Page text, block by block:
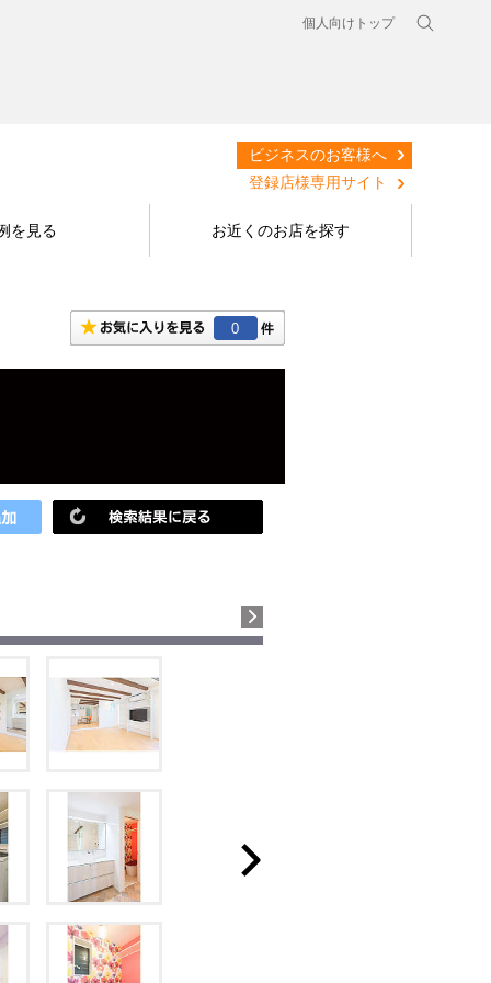
個人向けトップ
ビジネスのお客様へ
登録店様専用サイト
を見る お近くのお店を探す
0